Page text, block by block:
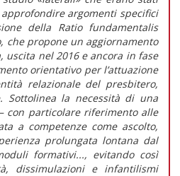
argomenti specifici
della Ratio fundamentalis
che propone un aggiornamento
uscita nel 2016 e ancora in fase
orientativo per l’attuazione
relazionale del presbitero,
la necessità di una
con particolare riferimento alle
a competenze come ascolto,
prolungata lontana dal
formativi..., evitando così
dissimulazioni e infantilismi